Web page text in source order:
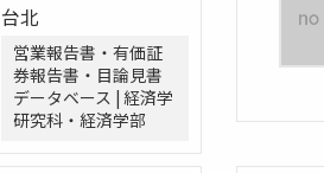
台北
営業報告書・有価証
券報告書・目論見書
データベース | 経済学
研究科・経済学部